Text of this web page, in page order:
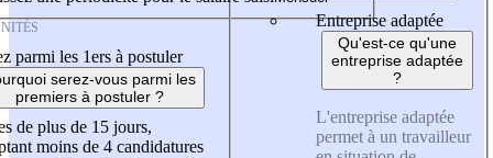
parmi les 1ers à postuler
serez-vous parmi les
premiers à postuler ?
de plus de 15 jours,
moins de 4 candidatures
Entreprise adaptée
Qu'est-ce qu'une
entreprise adaptée
?
L'entreprise adaptée
permet à un travailleur